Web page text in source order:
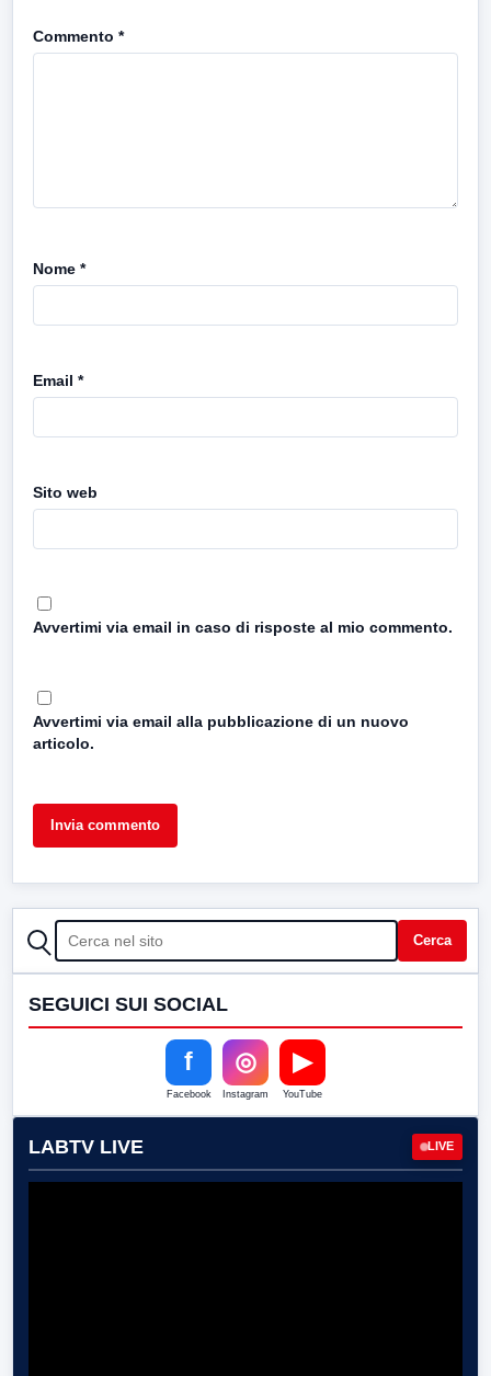
Commento *
Nome *
Email *
Sito web
Avvertimi via email in caso di risposte al mio commento.
Avvertimi via email alla pubblicazione di un nuovo
articolo.
CERCA Cerca
SEGUICI SUI SOCIAL
f
Facebook
◎
Instagram
▶
YouTube
LABTV LIVE LIVE